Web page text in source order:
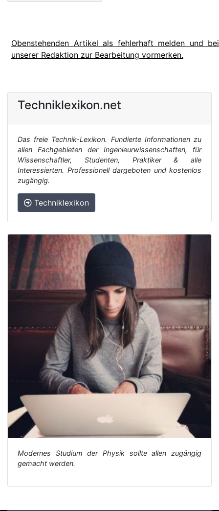
Obenstehenden Artikel als fehlerhaft melden und bei
unserer Redaktion zur Bearbeitung vormerken.
Techniklexikon.net
Das freie Technik-Lexikon. Fundierte Informationen zu
allen Fachgebieten der Ingenieurwissenschaften, für
Wissenschaftler, Studenten, Praktiker & alle
Interessierten. Professionell dargeboten und kostenlos
zugängig.
Techniklexikon
Modernes Studium der Physik sollte allen zugängig
gemacht werden.